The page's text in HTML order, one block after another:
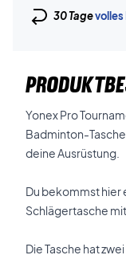
30 Tage
Yonex Pro
Badminton-
deine Ausrüstung.
Du bekommst hier
Schlägertasche
Die Tasche hat